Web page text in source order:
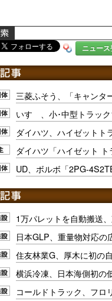
ニュー
三菱ふそう、「キャンタ
いすゞ、小･中型トラッ
ダイハツ、ハイゼットト
ダイハツ「ハイゼット
UD、ボルボ「2PG-
1万パレットを自動搬送
日本GLP、重量物対応の
住友林業G、厚木に初の
横浜冷凍、日本海側初の
コールドトラック、フロ